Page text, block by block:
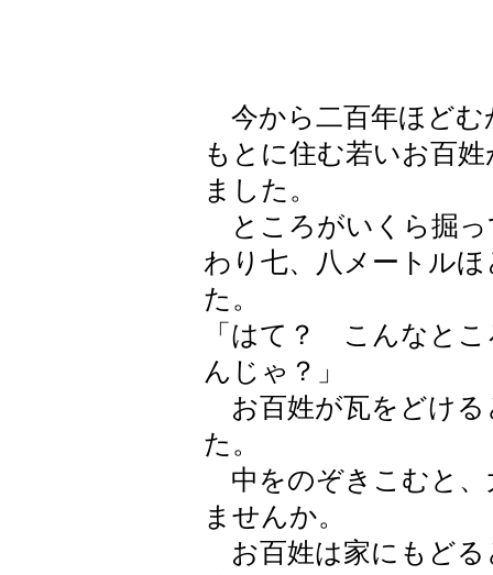
今から二百年ほどむ
もとに住む若いお百
ました。
ところがいくら掘っ
わり七、八メートル
た。
「はて？ こんなと
んじゃ？」
お百姓が瓦をどける
た。
中をのぞきこむと、
ませんか。
お百姓は家にもどる